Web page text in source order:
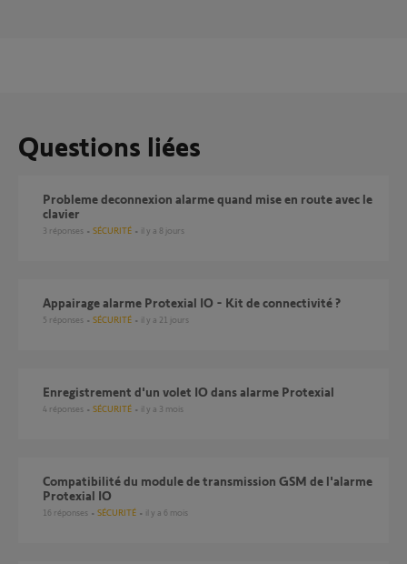
Questions liées
probleme deconnexion alarme quand mise en route avec le
clavier
3 réponses SÉCURITÉ il y a 8 jours
Appairage alarme Protexial IO - Kit de connectivité ?
5 réponses SÉCURITÉ il y a 21 jours
Enregistrement d'un volet IO dans alarme Protexial
4 réponses SÉCURITÉ il y a 3 mois
compatibilité du module de transmission GSM de l'alarme
Protexial IO
16 réponses SÉCURITÉ il y a 6 mois